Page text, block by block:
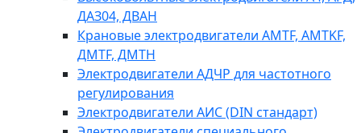
ДАЗ04, ДВАН
Крановые электродвигатели AMTF, AMTKF,
ДMTF, ДМТН
Электродвигатели АДЧР для частотного
регулирования
Электродвигатели АИС (DIN стандарт)